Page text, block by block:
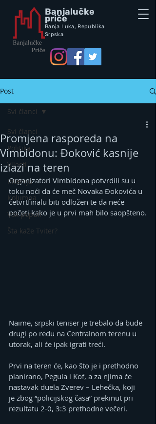
Banjalučke
priče
Banja Luka, Republika
Srpska
Post
Svi članci
Politika
Vijesti
Intervju
Kolumna
Vox populi
Šta kaže Tviter?
Svi članci
Promjena rasporeda na
Vimbldonu: Đoković kasnije
izlazi na teren
Organizatori Vimbldona potvrdili su u
toku noći da će meč Novaka Đokovića u
četvrtfinalu biti odložen te da neće
početi kako je u prvi mah bilo saopšteno.
Naime, srpski teniser je trebalo da bude
drugi po redu na Centralnom terenu u
utorak, ali će ipak igrati treći.
Prvi na teren će, kao što je i prethodno
planirano, Pegula i Kof, a za njima će
nastavak duela Zverev – Lehečka, koji
je zbog “policijskog časa” prekinut pri
rezultatu 2-0, 3:3 prethodne večeri.